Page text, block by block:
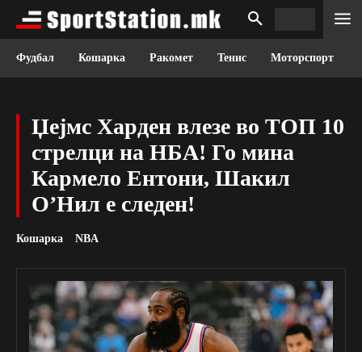
Фудбал Кошарка Ракомет Тенис Моторспорт
Џејмс Харден влезе во ТОП 10
стрелци на НБА! Го мина
Кармело Ентони, Шакил
О’Нил е следен!
Кошарка NBA